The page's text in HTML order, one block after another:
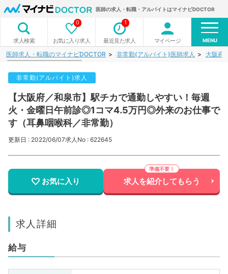
医師の求人・転職・アルバイトはマイナビDOCTOR
求人検索 お気に入り求人
0
最近見た求人
1
マイページ MENU
医師求人・転職のマイナビDOCTOR 非常勤(アルバイト)医師求人 大阪府
非常勤(アルバイト)求人
【大阪府／和泉市】駅チカで通勤しやすい！毎週
火・金曜日午前診◎1コマ4.5万円◎外来のお仕事で
す（耳鼻咽喉科／非常勤）
更新日 : 2022/06/07求人No : 622645
お気に入り 求人を紹介してもらう
求人詳細
給与